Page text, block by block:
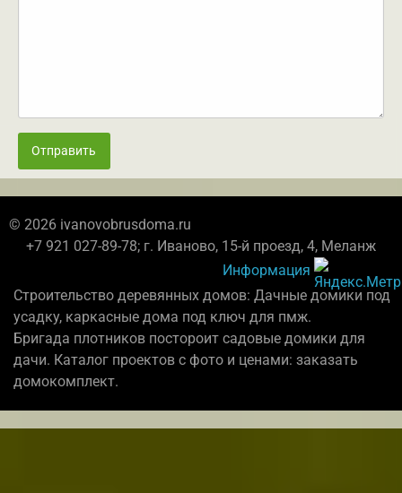
Отправить
© 2026 ivanovobrusdoma.ru
+7 921 027-89-78; г. Иваново, 15-й проезд, 4, Меланж
Информация
Строительство деревянных домов: Дачные домики под
усадку, каркасные дома под ключ для пмж.
Бригада плотников постороит садовые домики для
дачи. Каталог проектов с фото и ценами: заказать
домокомплект.